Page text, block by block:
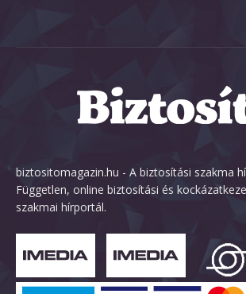
biztositomagazin.hu - A biztosítási szakma
Független, online biztosítási és
szakmai hírportál.